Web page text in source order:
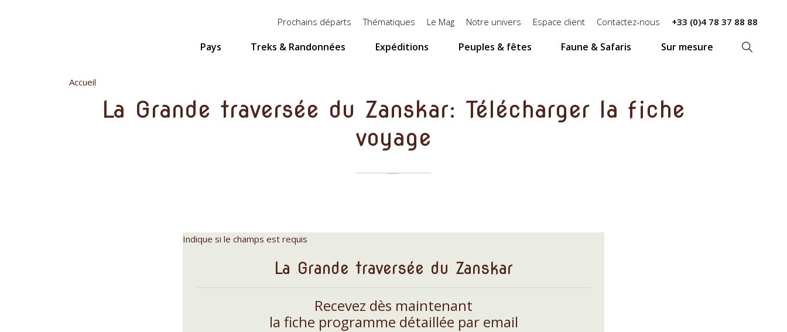
Menu
Prochains départs Thématiques Le Mag Notre univers Espace client Contactez-nous +33 (0)4 78 37 88 88
Pays Treks & Randonnées Expéditions Peuples & fêtes Faune & Safaris Sur mesure
Accueil
La Grande traversée du Zanskar: Télécharger la fiche
voyage
Indique si le champs est requis
La Grande traversée du Zanskar
Recevez dès maintenant
la fiche programme détaillée par email